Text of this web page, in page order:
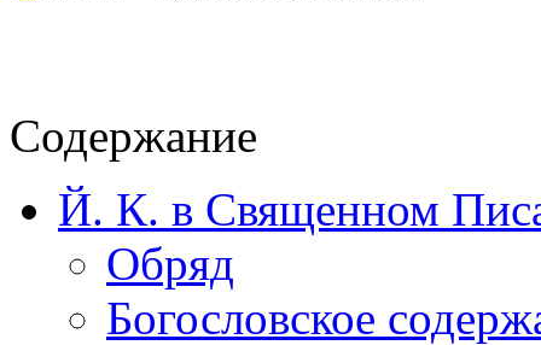
Содержание
Й. К. в Священном
Обряд
Богословское